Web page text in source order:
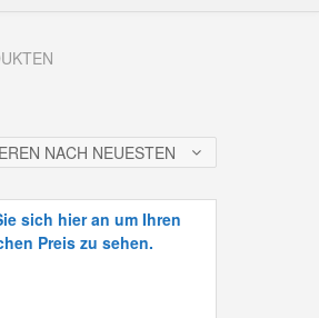
NACH NEUESTEN
sich hier an um Ihren
Preis zu sehen.